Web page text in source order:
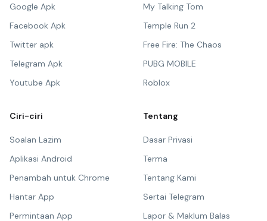
Google Apk
Facebook Apk
Twitter apk
Telegram Apk
Youtube Apk
My Talking Tom
Temple Run 2
Free Fire: The Chaos
PUBG MOBILE
Roblox
Ciri-ciri
Soalan Lazim
Aplikasi Android
Penambah untuk Chrome
Hantar App
Permintaan App
Tentang
Dasar Privasi
Terma
Tentang Kami
Sertai Telegram
Lapor & Maklum Balas